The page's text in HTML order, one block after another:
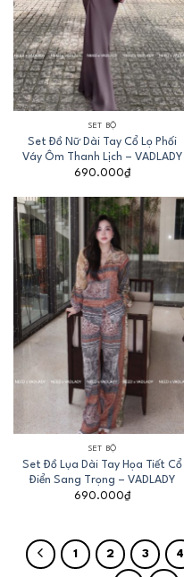
SET BỘ
Set Đồ Nữ Dài Tay Cổ Lọ Phối
Váy Ôm Thanh Lịch – VADLADY
690.000₫
SET BỘ
Set Đồ Lụa Dài Tay Họa Tiết Cổ
Điển Sang Trọng – VADLADY
690.000₫
1 2 3 4